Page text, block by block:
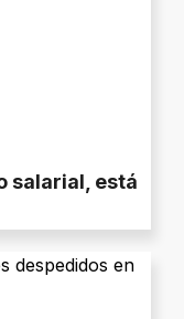
salarial, está